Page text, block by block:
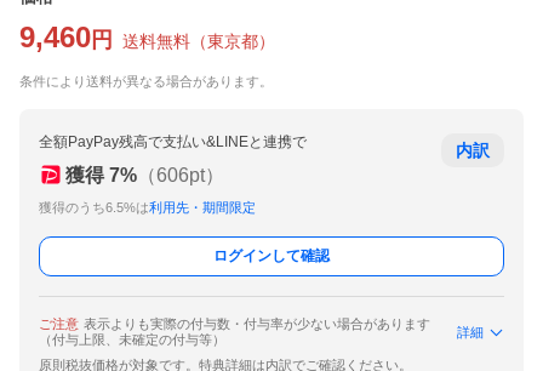
9,460 円 送料無料 （東京都）
条件により送料が異なる場合があります。
全額PayPay残高で支払い&LINEと連携で
獲得 7% （606pt）
獲得のうち6.5%は利用先・期間限定
内訳
ログインして確認
ご注意 表示よりも実際の付与数・付与率が少ない場合があります
（付与上限、未確定の付与等）
詳細
原則税抜価格が対象です。特典詳細は内訳でご確認ください。